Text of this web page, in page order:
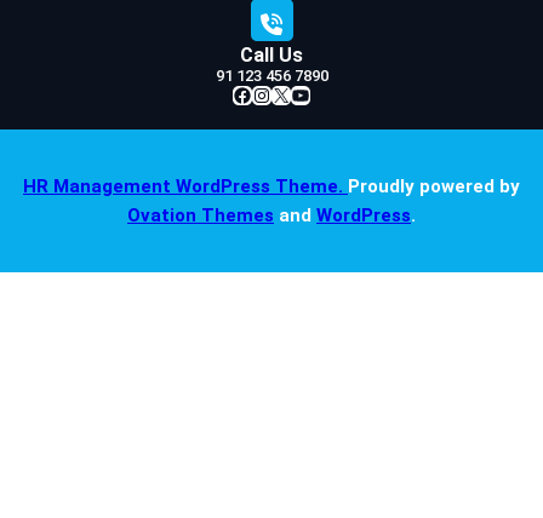
Call Us
91 123 456 7890
Facebook InstagramX YouTube
HR Management WordPress Theme. Proudly powered by
Ovation Themes and WordPress.